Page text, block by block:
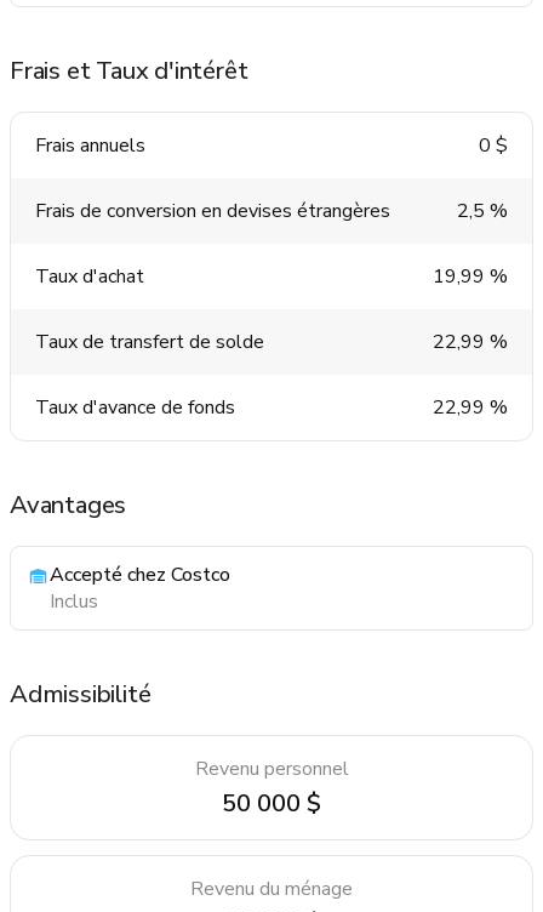
Frais et Taux d'intérêt
Frais annuels 0 $
Frais de conversion en devises étrangères 2,5 %
Taux d'achat 19,99 %
Taux de transfert de solde 22,99 %
Taux d'avance de fonds 22,99 %
Avantages
Accepté chez Costco
Inclus
Admissibilité
Revenu personnel
50 000 $
Revenu du ménage